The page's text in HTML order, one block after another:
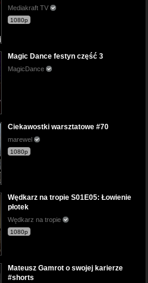
Mediakraft TV
1080p
Magic Dance festyn część 3
MagicDance
Ciekawostki warsztatowe #70
marewel
1080p
Wędkarz na tropie S01E05: Łowienie
płotek
Wędkarz na tropie
1080p
Mateusz Gamrot o swojej karierze
#shorts